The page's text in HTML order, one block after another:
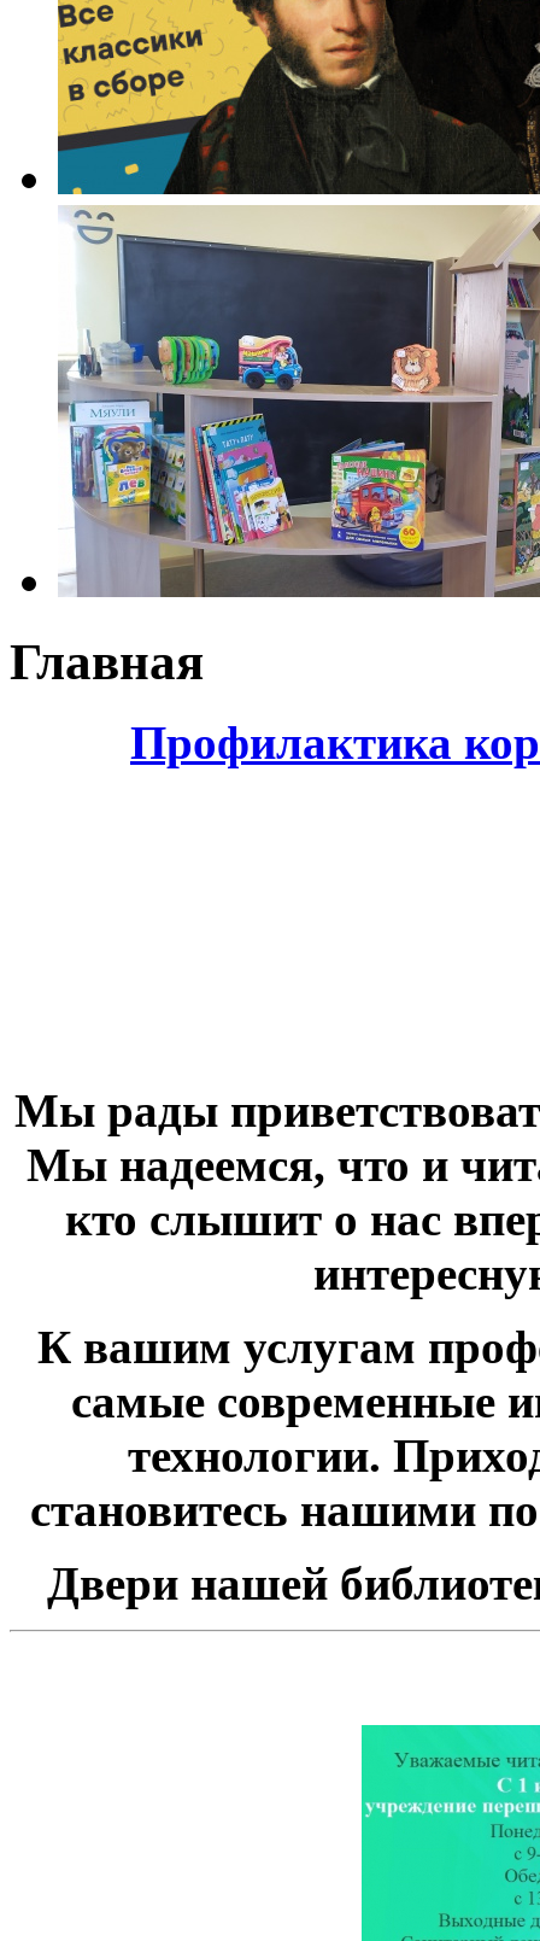
Главная
Профилактика
Мы рады
Мы надеемся, что и
кто слышит о нас
К вашим услугам
самые современные
технологии.
становитесь нашими
Двери нашей